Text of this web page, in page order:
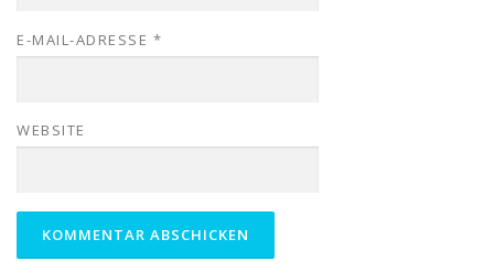
E-MAIL-ADRESSE *
WEBSITE